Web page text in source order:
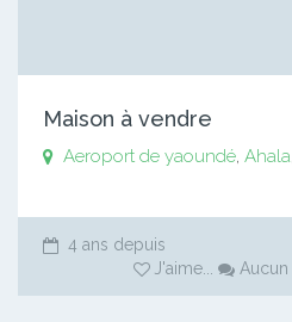
Maison à vendre
Aeroport de yaoundé, Ahala
4 ans depuis
J'aime ...